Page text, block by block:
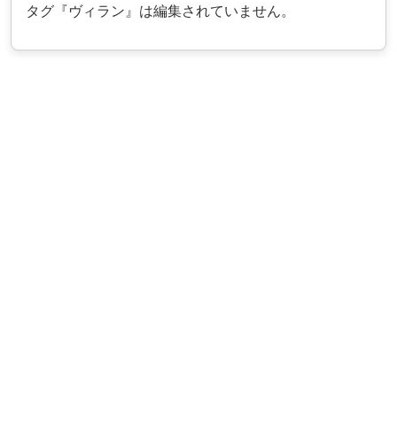
タグ『ヴィラン』は編集されていません。